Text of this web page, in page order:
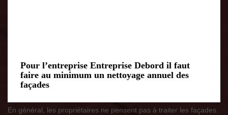
Pour l’entreprise Entreprise Debord il faut
faire au minimum un nettoyage annuel des
façades
En général, les propriétaires ne pensent pas à traiter les façades.